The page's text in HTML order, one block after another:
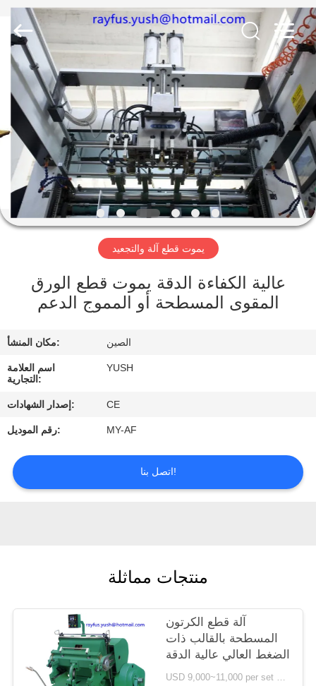
الصفحة
الرئيسية
منتجات
معلومات
عنا
المعمل
مراقبة
الجودة
اتصل
اطلب
العلب
المزود.
Copyright
2020
2023
cartonboxmanufacturingmachine.com.
Rights
Reserved.
يموت قطع آلة والتجعيد
عالية الكفاءة الدقة يموت قطع الورق
المقوى المسطحة أو المموج الدعم
مكان المنشأ: الصين
اسم العلامة
التجارية:
YUSH
إصدار الشهادات: CE
رقم الموديل: MY-AF
اتصل بنا!
منتجات مماثلة
آلة قطع الكرتون
المسطحة بالقالب ذات
الضغط العالي عالية الدقة
USD 9,000~11,000 per set MOQ:1 مجموعة